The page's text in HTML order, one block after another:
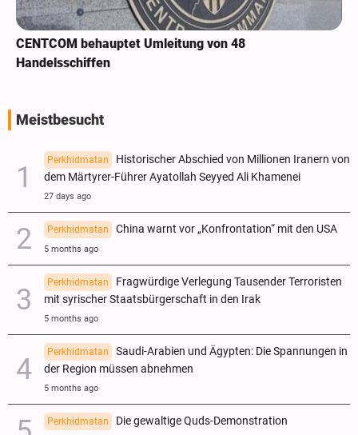
CENTCOM behauptet Umleitung von 48
Handelsschiffen
Meistbesucht
Perkhidmatan
Historischer Abschied von Millionen Iranern von
dem Märtyrer-Führer Ayatollah Seyyed Ali Khamenei
27 days ago
Perkhidmatan China warnt vor „Konfrontation“ mit den USA
5 months ago
Perkhidmatan
Fragwürdige Verlegung Tausender Terroristen
mit syrischer Staatsbürgerschaft in den Irak
5 months ago
Perkhidmatan
Saudi-Arabien und Ägypten: Die Spannungen in
der Region müssen abnehmen
5 months ago
Perkhidmatan Die gewaltige Quds-Demonstration